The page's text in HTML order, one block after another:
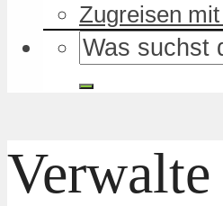
Zugreisen